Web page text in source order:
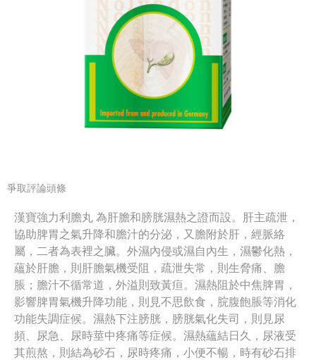
爭取評論頭條
漢寶強力利膽丸 為肝膽和膀胱濕熱之證而設。肝主疏泄，
協助脾胃之氣升降和膽汁的分泌，又膽附於肝，經脈絡
屬，二者為表裡之臟。外濕內侵或濕自內生，濕鬱化熱，
蘊於肝膽，則肝膽氣機受阻，疏泄失常，則生脅痛、膽
脹；膽汁不循常道，外溢則致黃疸。濕熱阻於中焦脾胃，
影響脾胃氣機升降功能，則見不思飲食，脘腹飽脹等消化
功能失調症候。濕熱下注膀胱，膀胱氣化失司，則見尿
頻、尿急、尿時莖中疼痛等症候。濕熱蘊結日久，尿液受
其煎熬，則結為砂石，尿時疼痛，小便不暢，時有砂石排